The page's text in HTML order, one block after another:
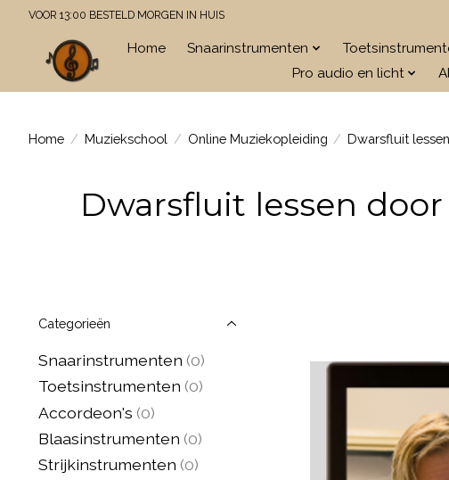
VOOR 13:00 BESTELD MORGEN IN HUIS
Home Snaarinstrumenten
Pro audio en licht
Home / Muziekschool / Online Muziekopleiding / Dwarsfluit lessen
Dwarsfluit lessen
Categorieën
Snaarinstrumenten (0)
Toetsinstrumenten (0)
Accordeon's (0)
Blaasinstrumenten (0)
Strijkinstrumenten (0)